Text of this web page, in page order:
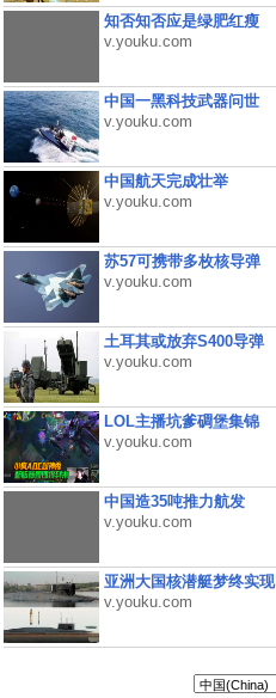
知否知否应是绿肥红瘦
v.youku.com
中国一黑科技武器问世
v.youku.com
中国航天完成壮举
v.youku.com
苏57可携带多枚核导弹
v.youku.com
土耳其或放弃S400导弹
v.youku.com
LOL主播坑爹碉堡集锦
v.youku.com
中国造35吨推力航发
v.youku.com
亚洲大国核潜艇梦终实现
v.youku.com